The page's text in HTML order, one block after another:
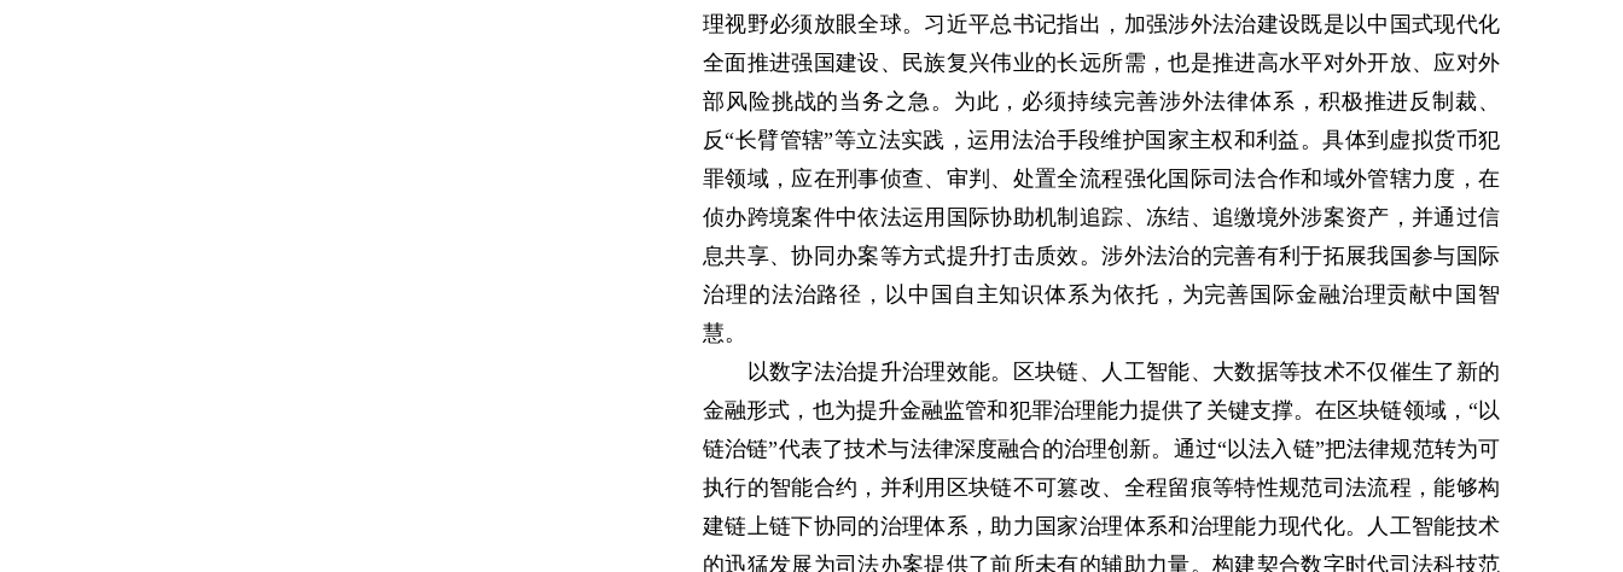
理视野必须放眼全球。习近平总书记指出，加强涉外法治建设既是以中国式现代化
全面推进强国建设、民族复兴伟业的长远所需，也是推进高水平对外开放、应对外
部风险挑战的当务之急。为此，必须持续完善涉外法律体系，积极推进反制裁、
反“长臂管辖”等立法实践，运用法治手段维护国家主权和利益。具体到虚拟货币犯
罪领域，应在刑事侦查、审判、处置全流程强化国际司法合作和域外管辖力度，在
侦办跨境案件中依法运用国际协助机制追踪、冻结、追缴境外涉案资产，并通过信
息共享、协同办案等方式提升打击质效。涉外法治的完善有利于拓展我国参与国际
治理的法治路径，以中国自主知识体系为依托，为完善国际金融治理贡献中国智
慧。
以数字法治提升治理效能。区块链、人工智能、大数据等技术不仅催生了新的
金融形式，也为提升金融监管和犯罪治理能力提供了关键支撑。在区块链领域，“以
链治链”代表了技术与法律深度融合的治理创新。通过“以法入链”把法律规范转为可
执行的智能合约，并利用区块链不可篡改、全程留痕等特性规范司法流程，能够构
建链上链下协同的治理体系，助力国家治理体系和治理能力现代化。人工智能技术
的迅猛发展为司法办案提供了前所未有的辅助力量。构建契合数字时代司法科技范